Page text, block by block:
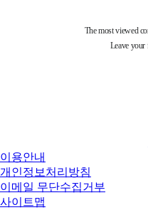
이용안내
개인정보처리방침
이메일 무단수집거부
사이트맵